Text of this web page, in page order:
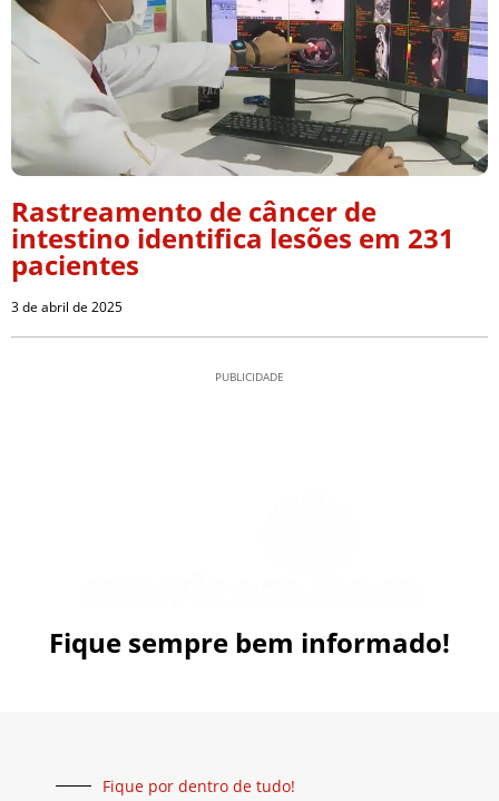
Rastreamento de câncer de
intestino identifica lesões em 231
pacientes
3 de abril de 2025
PUBLICIDADE
Fique sempre bem informado!
Fique por dentro de tudo!